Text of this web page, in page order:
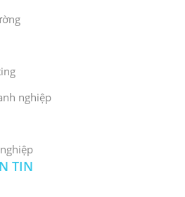
nghiệp
TIN